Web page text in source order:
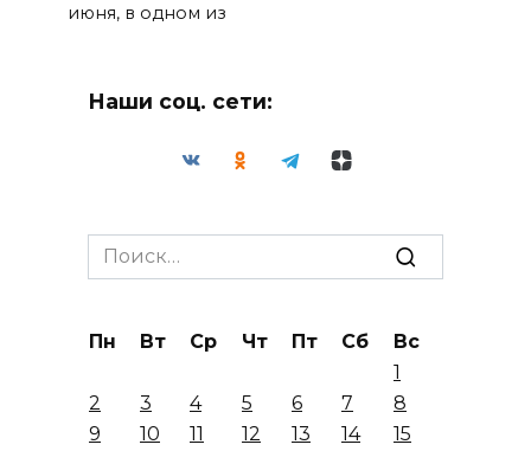
июня, в одном из
Наши соц. сети:
Search
for:
Пн Вт Ср Чт Пт Сб
Вс
1
2
3 4 5 6 7
8
9
10 11 12 13 14
15